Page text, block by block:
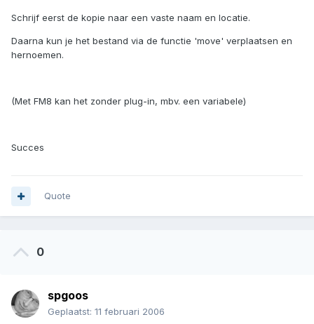
Schrijf eerst de kopie naar een vaste naam en locatie.
Daarna kun je het bestand via de functie 'move' verplaatsen en
hernoemen.
(Met FM8 kan het zonder plug-in, mbv. een variabele)
Succes
Quote
0
spgoos
Geplaatst: 11 februari 2006